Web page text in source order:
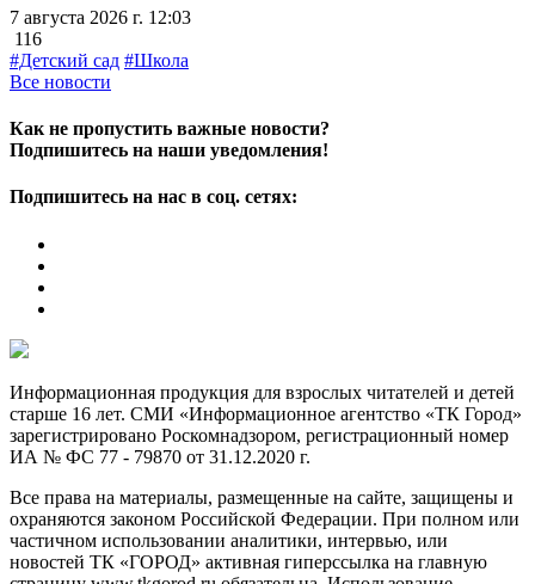
7 августа 2026 г. 12:03
116
#Детский сад #Школа
Все новости
Как не пропустить важные новости?
Подпишитесь на наши уведомления!
Подпишитесь на нас в соц. сетях:
Информационная продукция для взрослых читателей и детей
старше 16 лет. СМИ «Информационное агентство «ТК Город»
зарегистрировано Роскомнадзором, регистрационный номер
ИА № ФС 77 - 79870 от 31.12.2020 г.
Все права на материалы, размещенные на сайте, защищены и
охраняются законом Российской Федерации. При полном или
частичном использовании аналитики, интервью, или
новостей ТК «ГОРОД» активная гиперссылка на главную